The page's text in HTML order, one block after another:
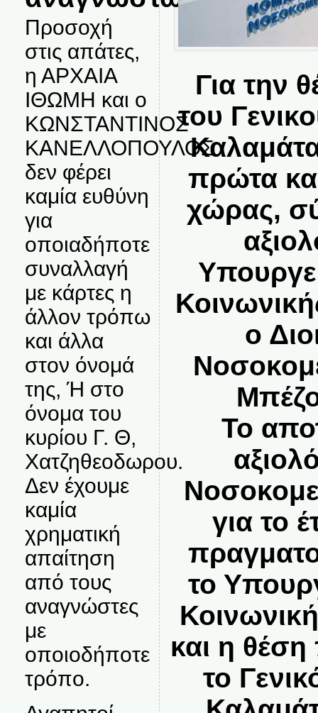
Προσοχή
στις απάτες,
η ΑΡΧΑΙΑ
ΙΘΩΜΗ και ο
ΚΩΝΣΤΑΝΤΙΝΟΣ
ΚΑΝΕΛΛΟΠΟΥΛΟΣ
δεν φέρει
καμία ευθύνη
για
οποιαδήποτε
συναλλαγή
με κάρτες η
άλλον τρόπω
και άλλα
στον όνομά
της, Ή στο
όνομα του
κυρίου Γ. Θ,
Χατζηθεοδωρου.
Δεν έχουμε
καμία
χρηματική
απαίτηση
από τους
αναγνώστες
με
οποιοδήποτε
τρόπο.
Για την
του
πρώτα
χώρας,
ο
Το
για το
το
και η
το